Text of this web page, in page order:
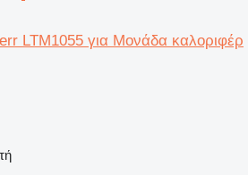
LTM1055 για Μονάδα καλοριφέρ